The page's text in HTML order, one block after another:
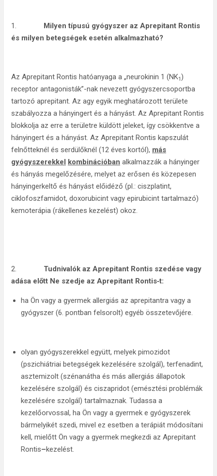
1. Milyen típusú gyógyszer az Aprepitant Rontis
és milyen betegségek esetén alkalmazható?
Az Aprepitant Rontis hatóanyaga a „neurokinin 1 (NK1)
receptor antagonisták”-nak nevezett gyógyszercsoportba
tartozó aprepitant. Az agy egyik meghatározott területe
szabályozza a hányingert és a hányást. Az Aprepitant Rontis
blokkolja az erre a területre küldött jeleket, így csökkentve a
hányingert és a hányást. Az Aprepitant Rontis kapszulát
felnőtteknél és serdülőknél (12 éves kortól), más
gyógyszerekkel kombinációban alkalmazzák a hányinger
és hányás megelőzésére, melyet az erősen és közepesen
hányingerkeltő és hányást előidéző (pl.: ciszplatint,
ciklofoszfamidot, doxorubicint vagy epirubicint tartalmazó)
kemoterápia (rákellenes kezelést) okoz.
2. Tudnivalók az Aprepitant Rontis szedése vagy
adása előtt Ne szedje az Aprepitant Rontis‑t:
ha Ön vagy a gyermek allergiás az aprepitantra vagy a
gyógyszer (6. pontban felsorolt) egyéb összetevőjére.
olyan gyógyszerekkel együtt, melyek pimozidot
(pszichiátriai betegségek kezelésére szolgál), terfenadint,
asztemizolt (szénanátha és más allergiás állapotok
kezelésére szolgál) és ciszapridot (emésztési problémák
kezelésére szolgál) tartalmaznak. Tudassa a
kezelőorvossal, ha Ön vagy a gyermek e gyógyszerek
bármelyikét szedi, mivel ez esetben a terápiát módosítani
kell, mielőtt Ön vagy a gyermek megkezdi az Aprepitant
Rontis–kezelést.